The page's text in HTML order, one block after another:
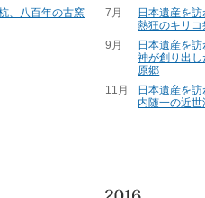
、八百年の古窯
7月
日本遺産を
熱狂のキリ
9月
日本遺産を
神が創り出
原郷
11月
日本遺産を
内随一の近